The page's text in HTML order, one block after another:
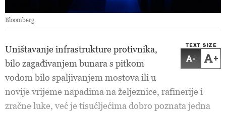
Bloomberg
TEXT SIZE
- +
Uništavanje infrastrukture protivnika,
bilo zagađivanjem bunara s pitkom
vodom bilo spaljivanjem mostova ili u
novije vrijeme napadima na željeznice, rafinerije i
zračne luke, već je tisućljećima dobro poznata jedna